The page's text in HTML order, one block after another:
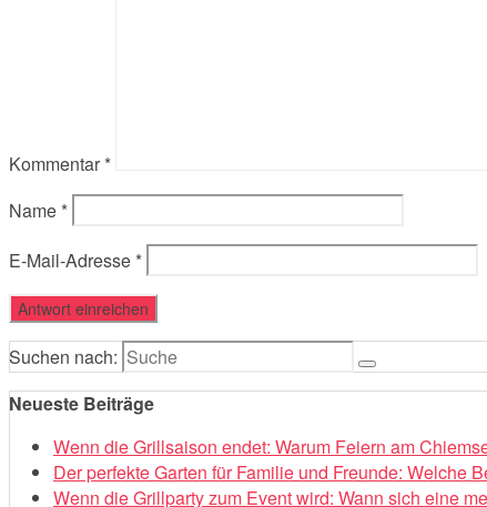
Kommentar *
Name *
E-Mail-Adresse *
Suchen nach:
Neueste Beiträge
Wenn die Grillsaison endet: Warum Feiern am
Der perfekte Garten für Familie und Freunde: Welche
Wenn die Grillparty zum Event wird: Wann sich eine